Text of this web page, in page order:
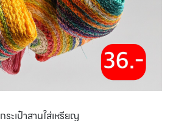
กระเป๋าสานใส่เหรียญ